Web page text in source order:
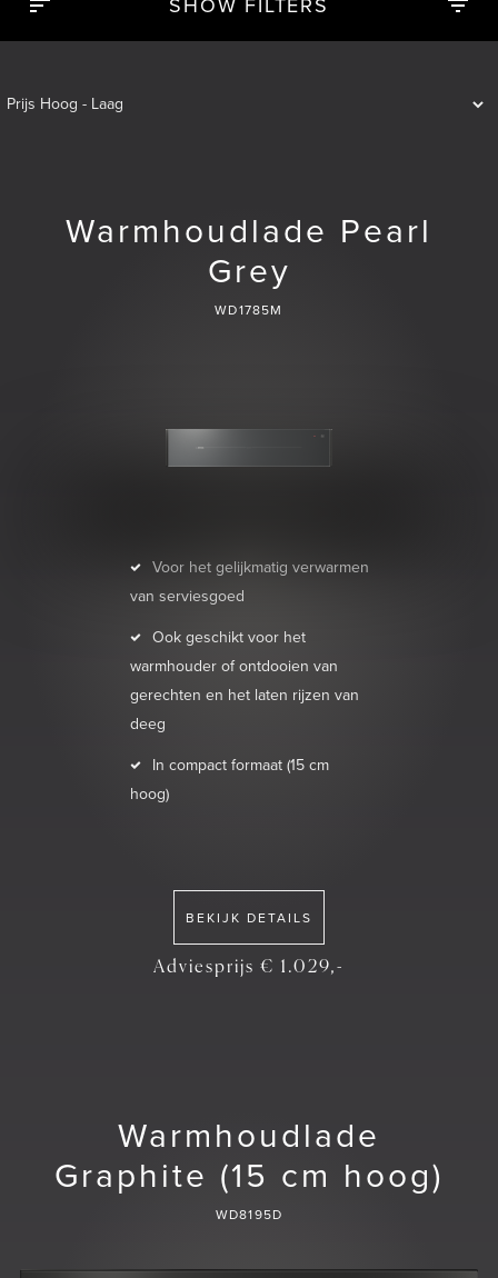
SHOW FILTERS
Warmhoudlade Pearl
Grey
WD1785M
Voor het gelijkmatig verwarmen
van serviesgoed
Ook geschikt voor het
warmhouder of ontdooien van
gerechten en het laten rijzen van
deeg
In compact formaat (15 cm
hoog)
BEKIJK DETAILS
Adviesprijs € 1.029,-
Warmhoudlade
Graphite (15 cm hoog)
WD8195D